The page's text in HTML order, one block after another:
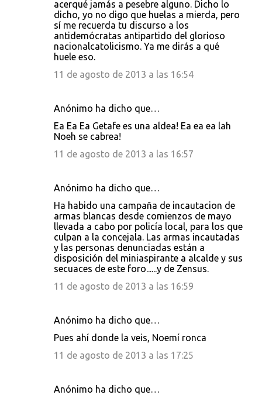
acerqué jamás a pesebre alguno. Dicho lo
dicho, yo no digo que huelas a mierda, pero
sí me recuerda tu discurso a los
antidemócratas antipartido del glorioso
nacionalcatolicismo. Ya me dirás a qué
huele eso.
11 de agosto de 2013 a las 16:54
Anónimo ha dicho que…
Ea Ea Ea Getafe es una aldea! Ea ea ea lah
Noeh se cabrea!
11 de agosto de 2013 a las 16:57
Anónimo ha dicho que…
Ha habido una campaña de incautacion de
armas blancas desde comienzos de mayo
llevada a cabo por policía local, para los que
culpan a la concejala. Las armas incautadas
y las personas denunciadas están a
disposición del miniaspirante a alcalde y sus
secuaces de este foro......y de Zensus.
11 de agosto de 2013 a las 16:59
Anónimo ha dicho que…
Pues ahí donde la veis, Noemí ronca
11 de agosto de 2013 a las 17:25
Anónimo ha dicho que…